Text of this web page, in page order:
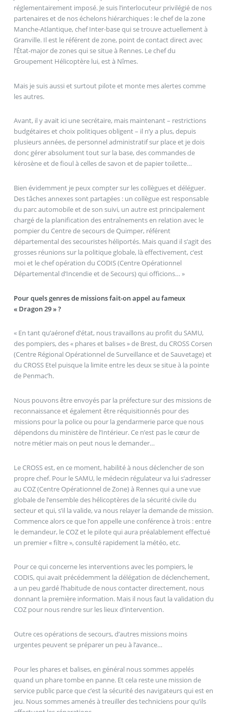
réglementairement imposé. Je suis l’interlocuteur privilégié de nos
partenaires et de nos échelons hiérarchiques : le chef de la zone
Manche-Atlantique, chef Inter-base qui se trouve actuellement à
Granville. Il est le référent de zone, point de contact direct avec
l’État-major de zones qui se situe à Rennes. Le chef du
Groupement Hélicoptère lui, est à Nîmes.
Mais je suis aussi et surtout pilote et monte mes alertes comme
les autres.
Avant, il y avait ici une secrétaire, mais maintenant – restrictions
budgétaires et choix politiques obligent – il n’y a plus, depuis
plusieurs années, de personnel administratif sur place et je dois
donc gérer absolument tout sur la base, des commandes de
kérosène et de fioul à celles de savon et de papier toilette…
Bien évidemment je peux compter sur les collègues et déléguer.
Des tâches annexes sont partagées : un collègue est responsable
du parc automobile et de son suivi, un autre est principalement
chargé de la planification des entraînements en relation avec le
pompier du Centre de secours de Quimper, référent
départemental des secouristes héliportés. Mais quand il s’agit des
grosses réunions sur la politique globale, là effectivement, c’est
moi et le chef opération du CODIS (Centre Opérationnel
Départemental d’Incendie et de Secours) qui officions… »
Pour quels genres de missions fait-on appel au fameux
« Dragon 29 » ?
« En tant qu’aéronef d’état, nous travaillons au profit du SAMU,
des pompiers, des « phares et balises » de Brest, du CROSS Corsen
(Centre Régional Opérationnel de Surveillance et de Sauvetage) et
du CROSS Etel puisque la limite entre les deux se situe à la pointe
de Penmac’h.
Nous pouvons être envoyés par la préfecture sur des missions de
reconnaissance et également être réquisitionnés pour des
missions pour la police ou pour la gendarmerie parce que nous
dépendons du ministère de l’Intérieur. Ce n’est pas le cœur de
notre métier mais on peut nous le demander…
Le CROSS est, en ce moment, habilité à nous déclencher de son
propre chef. Pour le SAMU, le médecin régulateur va lui s’adresser
au COZ (Centre Opérationnel de Zone) à Rennes qui a une vue
globale de l’ensemble des hélicoptères de la sécurité civile du
secteur et qui, s’il la valide, va nous relayer la demande de mission.
Commence alors ce que l’on appelle une conférence à trois : entre
le demandeur, le COZ et le pilote qui aura préalablement effectué
un premier « filtre », consulté rapidement la météo, etc.
Pour ce qui concerne les interventions avec les pompiers, le
CODIS, qui avait précédemment la délégation de déclenchement,
a un peu gardé l’habitude de nous contacter directement, nous
donnant la première information. Mais il nous faut la validation du
COZ pour nous rendre sur les lieux d’intervention.
Outre ces opérations de secours, d’autres missions moins
urgentes peuvent se préparer un peu à l’avance…
Pour les phares et balises, en général nous sommes appelés
quand un phare tombe en panne. Et cela reste une mission de
service public parce que c’est la sécurité des navigateurs qui est en
jeu. Nous sommes amenés à treuiller des techniciens pour qu’ils